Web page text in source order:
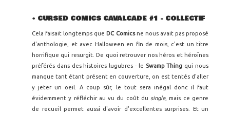
• CURSED COMICS CAVALCADE #1 - COLLECTIF
Cela faisait longtemps que DC Comicsne nous avait pas proposé
d'anthologie, et avec Halloween en fin de mois, c'est un titre
horrifique qui resurgit. De quoi retrouver nos héros et héroïnes
préférés dans des histoires lugubres - le Swamp Thing qui nous
manque tant étant présent en couverture, on est tentés d'aller
y jeter un oeil. A coup sûr, le tout sera inégal donc il faut
évidemment y réfléchir au vu du coût du single, mais ce genre
de recueil permet aussi d'avoir d'excellentes surprises. Et un